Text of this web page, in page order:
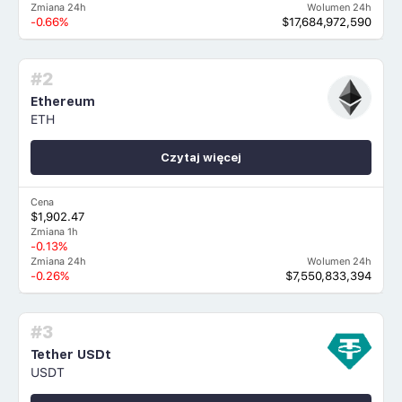
Zmiana 24h
-0.66%
Wolumen 24h
$17,684,972,590
#2
Ethereum
ETH
Cena
$1,902.47
Zmiana 1h
-0.13%
Zmiana 24h
-0.26%
Wolumen 24h
$7,550,833,394
Czytaj więcej
#3
Tether USDt
USDT